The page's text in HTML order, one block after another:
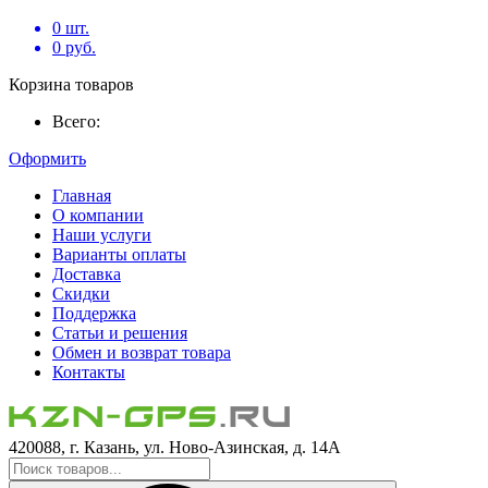
0 шт.
0 руб.
Корзина товаров
Всего:
Оформить
Главная
О компании
Наши услуги
Варианты оплаты
Доставка
Скидки
Поддержка
Статьи и решения
Обмен и возврат товара
Контакты
420088, г. Казань, ул. Ново-Азинская, д. 14А